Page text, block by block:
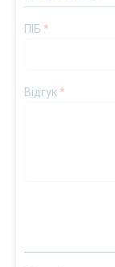
ПІБ *
Відгук*